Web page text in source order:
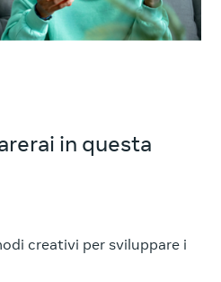
in questa
creativi per sviluppare i